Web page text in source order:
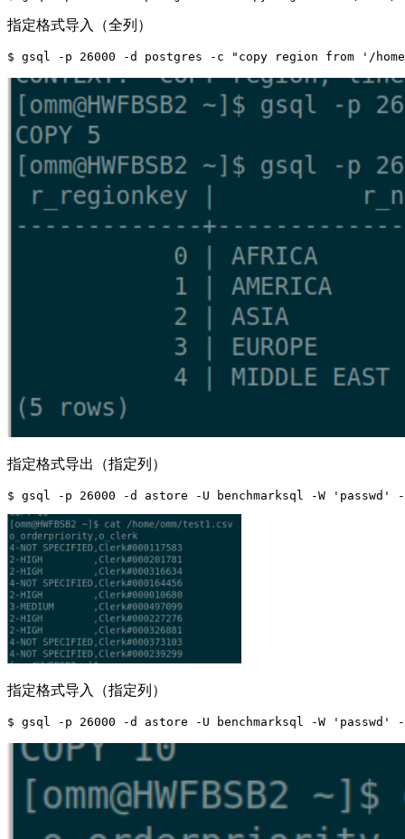
指定格式导入（全列）
指定格式导出（指定列）
指定格式导入（指定列）